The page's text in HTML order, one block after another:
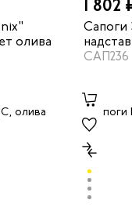
олива
1 802
Сапоги
САП236